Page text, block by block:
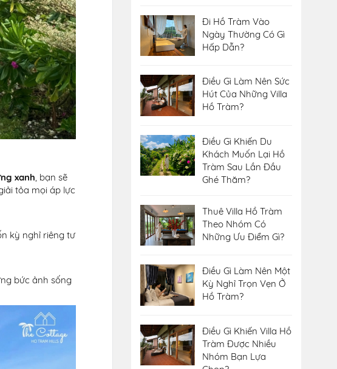
xanh , bạn sẽ
tỏa mọi áp lực
kỳ nghỉ riêng tư
bức ảnh sống
Đi Hồ Tràm Vào
Ngày Thường Có Gì
Hấp Dẫn?
Điều Gì Làm Nên Sức
Hút Của Những Villa
Hồ Tràm?
Điều Gì Khiến Du
Khách Muốn Lại Hồ
Tràm Sau Lần Đầu
Ghé Thăm?
Thuê Villa Hồ Tràm
Theo Nhóm Có
Những Ưu Điểm Gì?
Điều Gì Làm Nên Một
Kỳ Nghỉ Trọn Vẹn Ở
Hồ Tràm?
Điều Gì Khiến Villa Hồ
Tràm Được Nhiều
Nhóm Bạn Lựa